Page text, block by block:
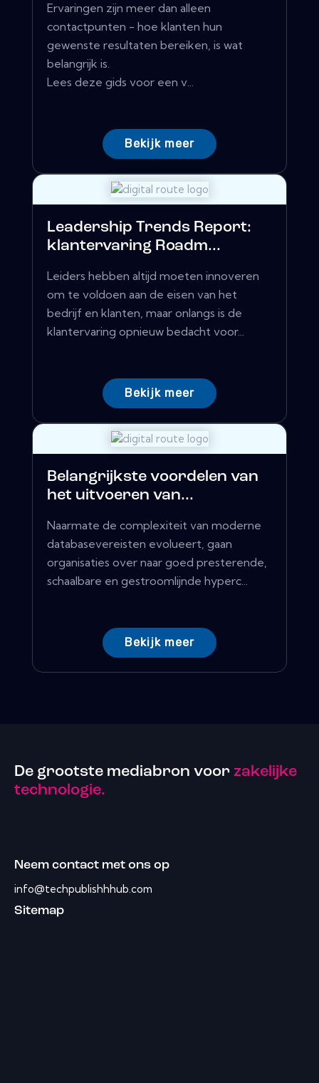
Ervaringen zijn meer dan alleen
contactpunten - hoe klanten hun
gewenste resultaten bereiken, is wat
belangrijk is.
Lees deze gids voor een v...
Bekijk meer
Leadership Trends Report:
klantervaring Roadm...
Leiders hebben altijd moeten innoveren
om te voldoen aan de eisen van het
bedrijf en klanten, maar onlangs is de
klantervaring opnieuw bedacht voor...
Bekijk meer
Belangrijkste voordelen van
het uitvoeren van...
Naarmate de complexiteit van moderne
databasevereisten evolueert, gaan
organisaties over naar goed presterende,
schaalbare en gestroomlijnde hyperc...
Bekijk meer
De grootste mediabron voor zakelijke
technologie.
Neem contact met ons op
info@techpublishhhub.com
Sitemap